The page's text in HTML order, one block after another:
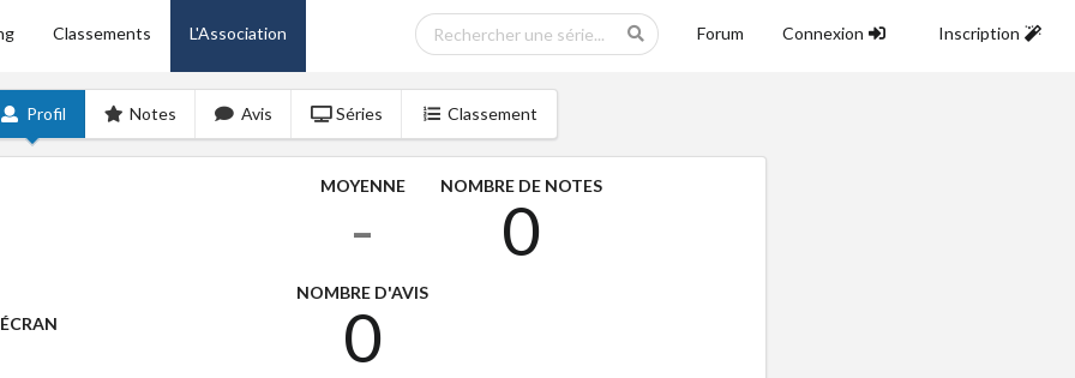
Classements L'Association Forum Connexion Inscription
Profil Notes Avis Séries Classement
MOYENNE
-
NOMBRE DE NOTES
0
NOMBRE D'AVIS
0